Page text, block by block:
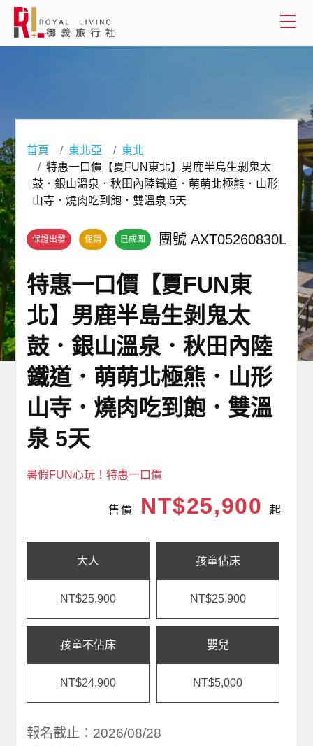
客製服務
關於御義
客服專線(02) 2515-1218
首頁 東北亞
東北
特惠一口價【夏FUN東北】男鹿半島生剝鬼太
鼓．銀山溫泉．秋田內陸鐵道．萌萌北極熊．山形
山寺．燒肉吃到飽．雙溫泉 5天
保證出發 促銷 已成團 團號 AXT05260830L
特惠一口價【夏FUN東
北】男鹿半島生剝鬼太
鼓．銀山溫泉．秋田內陸
鐵道．萌萌北極熊．山形
山寺．燒肉吃到飽．雙溫
泉 5天
暑假FUN心玩！特惠一口價
售價 NT$25,900 起
大人
NT$25,900
孩童佔床
NT$25,900
孩童不佔床
NT$24,900
嬰兒
NT$5,000
報名截止：2026/08/28